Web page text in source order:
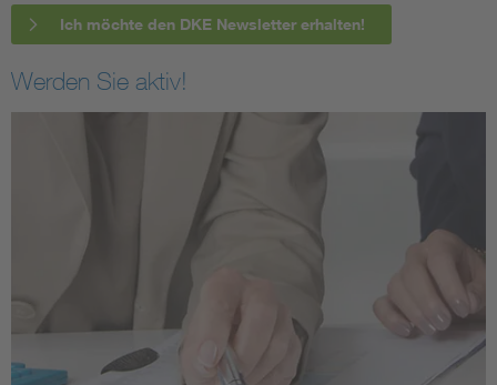
Ich möchte den DKE Newsletter erhalten!
Werden Sie aktiv!